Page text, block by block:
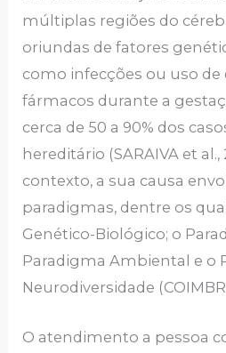
múltiplas regiões do
oriundas de fatores
como infecções ou uso
fármacos durante a
cerca de 50 a 90% dos
hereditário (SARAIVA et al.,
contexto, a sua causa
paradigmas, dentre os
Genético-Biológico; o
Paradigma Ambiental e o
Neurodiversidade
O atendimento a pessoa